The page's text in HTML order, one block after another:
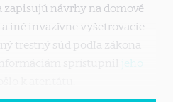
zapisujú návrhy na domové
iné invazívne vyšetrovacie
trestný súd podľa zákona